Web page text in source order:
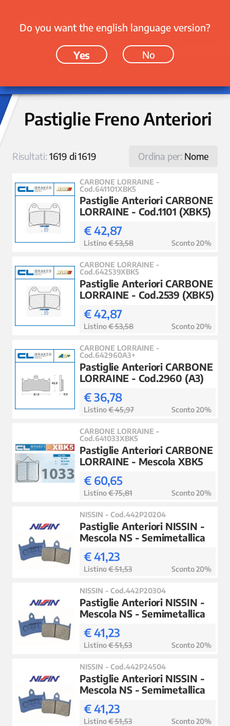
Pastiglie Freno Anteriori
Ordina per: Nome
Risultati:1619 di 1619
CARBONE LORRAINE -
Cod.641101XBK5
Pastiglie Anteriori CARBONE
LORRAINE - Cod.1101 (XBK5)
€ 42,87
Listino€ 53,58 Sconto 20%
CARBONE LORRAINE -
Cod.642539XBK5
Pastiglie Anteriori CARBONE
LORRAINE - Cod.2539 (XBK5)
€ 42,87
Listino€ 53,58 Sconto 20%
CARBONE LORRAINE -
Cod.642960A3+
Pastiglie Anteriori CARBONE
LORRAINE - Cod.2960 (A3)
€ 36,78
Listino€ 45,97 Sconto 20%
CARBONE LORRAINE -
Cod.641033XBK5
Pastiglie Anteriori CARBONE
LORRAINE - Mescola XBK5
€ 60,65
Listino€ 75,81 Sconto 20%
NISSIN - Cod.442P20204
Pastiglie Anteriori NISSIN -
Mescola NS - Semimetallica
€ 41,23
Listino€ 51,53 Sconto 20%
NISSIN - Cod.442P20304
Pastiglie Anteriori NISSIN -
Mescola NS - Semimetallica
€ 41,23
Listino€ 51,53 Sconto 20%
NISSIN - Cod.442P24504
Pastiglie Anteriori NISSIN -
Mescola NS - Semimetallica
€ 41,23
Listino€ 51,53 Sconto 20%
Do you want the english language version?
Yes No